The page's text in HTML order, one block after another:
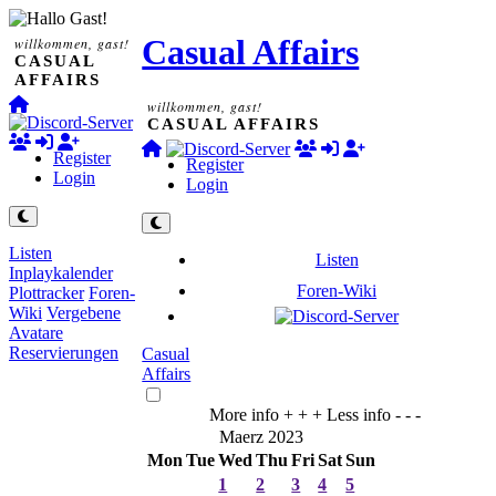
willkommen, gast!
CASUAL
AFFAIRS
Register
Login
Listen
Inplaykalender
Plottracker Foren-
Wiki Vergebene
Avatare
Reservierungen
Casual Affairs
willkommen, gast!
CASUAL AFFAIRS
Register
Login
Listen
Foren-Wiki
Casual
Affairs
More info + + + Less info - - -
Maerz 2023
Mon TueWed Thu FriSatSun
1
2 3 4
5